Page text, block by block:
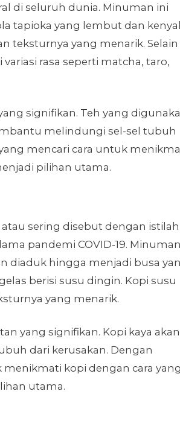
di seluruh dunia. Minuman ini
tapioka yang lembut dan
teksturnya yang menarik. Selain
rasa seperti matcha, taro,
signifikan. Teh yang
melindungi sel-sel tubuh
mencari cara untuk
pilihan utama.
sering disebut dengan istilah
pandemi COVID-19.
diaduk hingga menjadi busa
berisi susu dingin. Kopi susu
yang menarik.
yang signifikan. Kopi kaya akan
dari kerusakan. Dengan
kopi dengan cara
utama.